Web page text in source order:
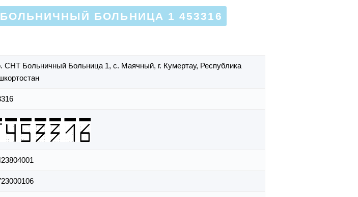
БОЛЬНИЦА 1 453316
СНТ Больничный Больница 1, с. Маячный, г. Кумертау, Республика